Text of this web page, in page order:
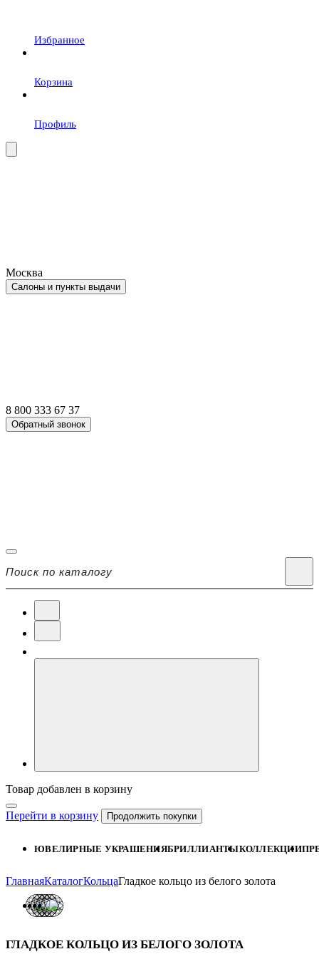
Избранное
Корзина
Профиль
Москва
Салоны и пункты выдачи
8 800 333 67 37
Обратный звонок
Товар добавлен в корзину
Перейти в корзину Продолжить покупки
ЮВЕЛИРНЫЕ УКРАШЕНИЯБРИЛЛИАНТЫКОЛЛЕКЦИИ
ГлавнаяКаталогКольцаГладкое кольцо из белого золота
ГЛАДКОЕ КОЛЬЦО ИЗ БЕЛОГО ЗОЛОТА